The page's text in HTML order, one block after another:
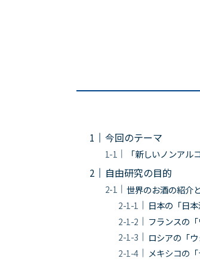
今回のテーマ
「新しいノンアル
自由研究の目的
世界のお酒の紹介
日本の「日
フランスの
ロシアの「
メキシコの